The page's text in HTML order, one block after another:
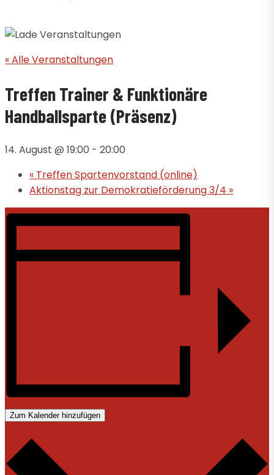
« Alle Veranstaltungen
Treffen Trainer & Funktionäre
Handballsparte (Präsenz)
14. August @ 19:00 - 20:00
« Treffen Spartenvorstand (online)
Aktionstag zur Demokratieförderung 3/4 »
Zum Kalender hinzufügen